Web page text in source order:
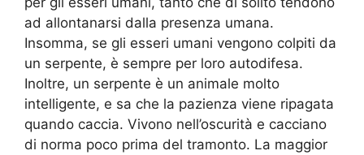
ad allontanarsi dalla presenza umana.
Insomma, se gli esseri umani vengono colpiti da
un serpente, è sempre per loro autodifesa.
Inoltre, un serpente è un animale molto
intelligente, e sa che la pazienza viene ripagata
quando caccia. Vivono nell’oscurità e cacciano
di norma poco prima del tramonto. La maggior